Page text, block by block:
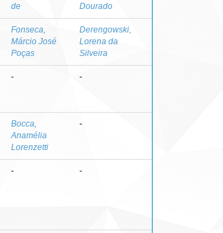
de
Dourado
Fonseca,
Márcio José
Poças
Derengowski,
Lorena da
Silveira
- -
Bocca,
Anamélia
Lorenzetti
-
- -